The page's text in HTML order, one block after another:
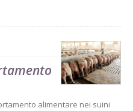
alimentare nei suini